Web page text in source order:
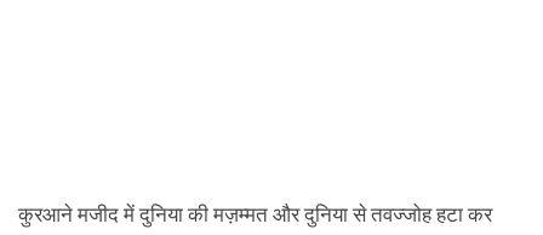
कुरआने मजीद में दुनिया की मज़म्मत और दुनिया से तवज्जोह हटा कर